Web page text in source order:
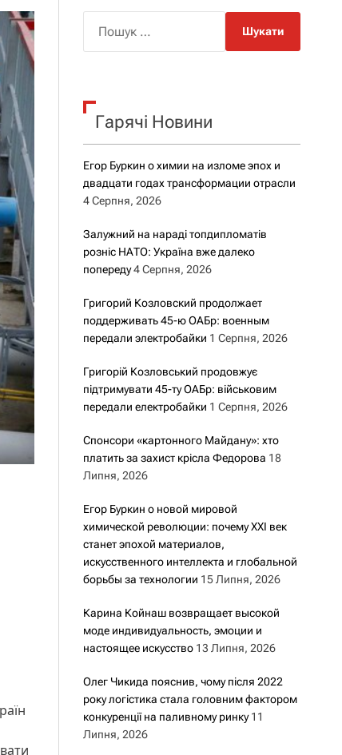
о
у
к
Гарячі Новини
Егор Буркин о химии на изломе эпох и
двадцати годах трансформации отрасли
4 Серпня, 2026
Залужний на нараді топдипломатів
розніс НАТО: Україна вже далеко
попереду 4 Серпня, 2026
Григорий Козловский продолжает
поддерживать 45-ю ОАБр: военным
передали электробайки 1 Серпня, 2026
Григорій Козловський продовжує
підтримувати 45-ту ОАБр: військовим
передали електробайки 1 Серпня, 2026
Спонсори «картонного Майдану»: хто
платить за захист крісла Федорова 18
Липня, 2026
Егор Буркин о новой мировой
химической революции: почему XXI век
станет эпохой материалов,
искусственного интеллекта и глобальной
борьбы за технологии 15 Липня, 2026
Карина Койнаш возвращает высокой
моде индивидуальность, эмоции и
настоящее искусство 13 Липня, 2026
Олег Чикида пояснив, чому після 2022
року логістика стала головним фактором
конкуренції на паливному ринку 11
Липня, 2026